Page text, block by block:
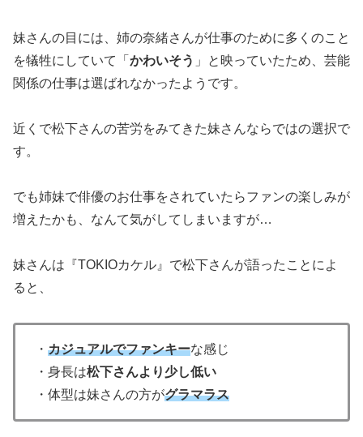
妹さんの目には、姉の奈緒さんが仕事のために多くのこと
を犠牲にしていて「 かわいそう 」と映っていたため、芸能
関係の仕事は選ばれなかったようです。
近くで松下さんの苦労をみてきた妹さんならではの選択で
す。
でも姉妹で俳優のお仕事をされていたらファンの楽しみが
増えたかも、なんて気がしてしまいますが…
妹さんは『TOKIOカケル』で松下さんが語ったことによ
ると、
・ カジュアルでファンキーな感じ
・身長は松下さんより少し低い
・体型は妹さんの方がグラマラス